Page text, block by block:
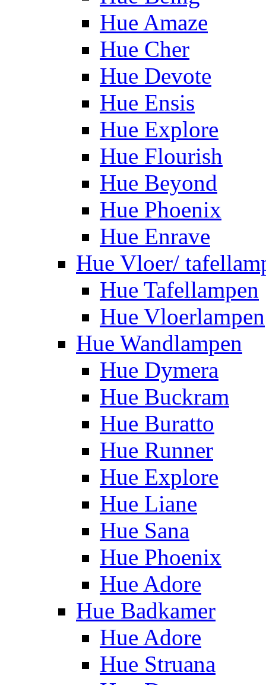
Hue Amaze
Hue Cher
Hue Devote
Hue Ensis
Hue Explore
Hue Flourish
Hue Beyond
Hue Phoenix
Hue Enrave
Hue Vloer/
Hue Tafellampen
Hue Vloerlampen
Hue Wandlampen
Hue Dymera
Hue Buckram
Hue Buratto
Hue Runner
Hue Explore
Hue Liane
Hue Sana
Hue Phoenix
Hue Adore
Hue Badkamer
Hue Adore
Hue Struana